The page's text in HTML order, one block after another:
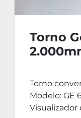
Torno
Torno
Modelo: GE
Visualizador